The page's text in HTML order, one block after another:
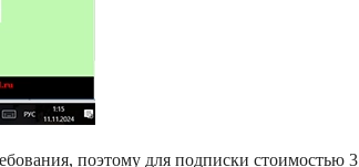
поэтому для подписки стоимостью